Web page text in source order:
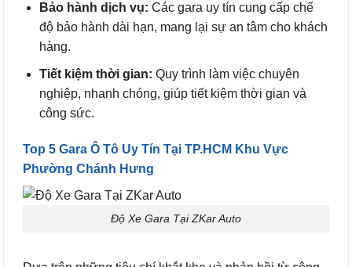
Bảo hành dịch vụ: Các gara uy tín cung cấp chế
độ bảo hành dài hạn, mang lại sự an tâm cho khách
hàng.
Tiết kiệm thời gian: Quy trình làm việc chuyên
nghiệp, nhanh chóng, giúp tiết kiệm thời gian và
công sức.
Top 5 Gara Ô Tô Uy Tín Tại TP.HCM Khu Vực
Phường Chánh Hưng
Độ Xe Gara Tại ZKar Auto